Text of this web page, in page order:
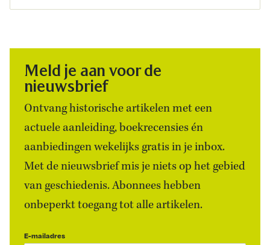
Meld je aan voor de
nieuwsbrief
Ontvang historische artikelen met een
actuele aanleiding, boekrecensies én
aanbiedingen wekelijks gratis in je inbox.
Met de nieuwsbrief mis je niets op het gebied
van geschiedenis. Abonnees hebben
onbeperkt toegang tot alle artikelen.
E-mailadres